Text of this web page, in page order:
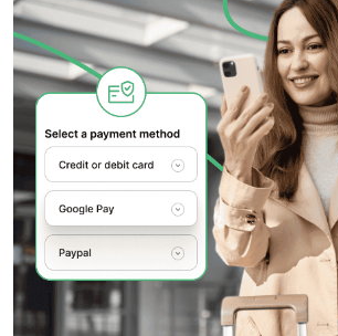
Für 7 Tage
7.65 EUR
Global (120+ areas) 1GB/Day
Für 1 Tage
7.73 EUR